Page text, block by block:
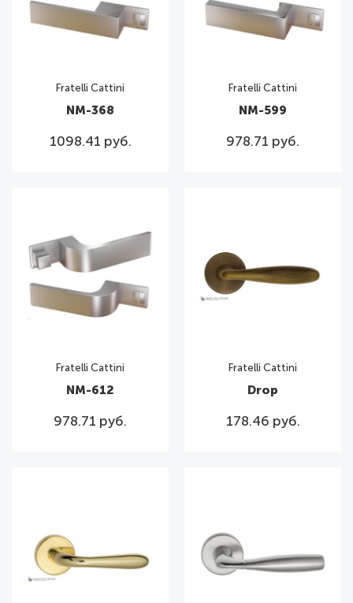
Fratelli Cattini
NM-368
1098.41 руб.
Fratelli Cattini
NM-599
978.71 руб.
Fratelli Cattini
NM-612
978.71 руб.
Fratelli Cattini
Drop
178.46 руб.